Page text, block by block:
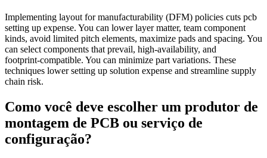
Implementing layout for manufacturability (DFM) policies cuts pcb
setting up expense. You can lower layer matter, team component
kinds, avoid limited pitch elements, maximize pads and spacing. You
can select components that prevail, high-availability, and
footprint‑compatible. You can minimize part variations. These
techniques lower setting up solution expense and streamline supply
chain risk.
Como você deve escolher um produtor de
montagem de PCB ou serviço de
configuração?